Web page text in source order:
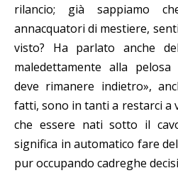
rilancio; già sappiamo
annacquatori di mestiere,
visto? Ha parlato anche
maledettamente alla pelosa
deve rimanere indietro»,
fatti, sono in tanti a restarci a
che essere nati sotto il
significa in automatico fare
pur occupando cadreghe